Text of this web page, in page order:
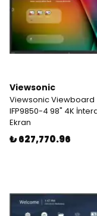
Viewsonic
Viewsonic Viewboard
IFP9850-4 98" 4K
Ekran
₺ 627,770.96